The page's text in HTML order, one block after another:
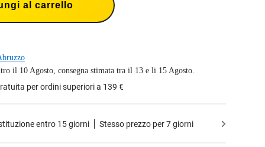
al carrello
il 10 Agosto, consegna stimata tra il 13 e li 15 Agosto.
per ordini superiori a 139 €
entro 15 giorni Stesso prezzo per 7 giorni